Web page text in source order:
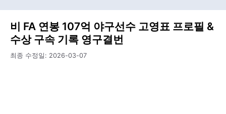
비 FA 연봉 107억 야구선수 고영표 프로필 &
수상 구속 기록 영구결번
최종 수정일: 2026-03-07